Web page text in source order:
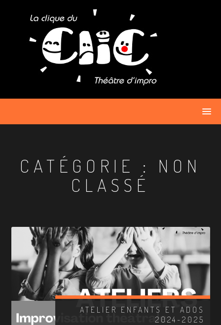
CATÉGORIE : NON
CLASSÉ
ATELIER ENFANTS ET ADOS
2024-2025